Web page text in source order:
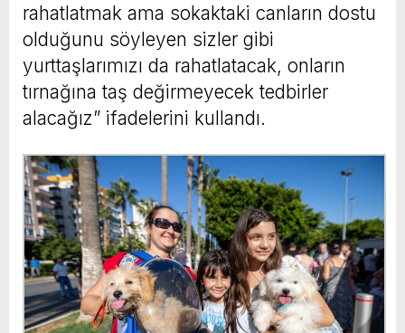
rahatlatmak ama sokaktaki canların dostu
olduğunu söyleyen sizler gibi
yurttaşlarımızı da rahatlatacak, onların
tırnağına taş değirmeyecek tedbirler
alacağız” ifadelerini kullandı.